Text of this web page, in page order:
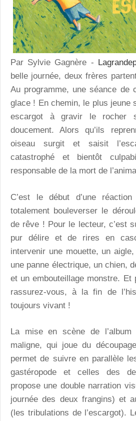
Par Sylvie Gagnère -
belle journée, deux frères
Au programme, une séance de
glace ! En chemin, le plus jeune
escargot à gravir le rocher
doucement. Alors qu’ils
oiseau surgit et saisit
catastrophé et bientôt
responsable de la mort de
C’est le début d’une
totalement bouleverser le
de rêve ! Pour le lecteur, c’est
pur délire et de rires en
intervenir une mouette, un
une panne électrique, un chien,
et un embouteillage monstre. Et
rassurez-vous, à la fin de
toujours vivant !
La mise en scène de l’album
maligne, qui joue du
permet de suivre en parallèle
gastéropode et celles des
propose une double narration
journée des deux frangins) et
(les tribulations de l’escargot).